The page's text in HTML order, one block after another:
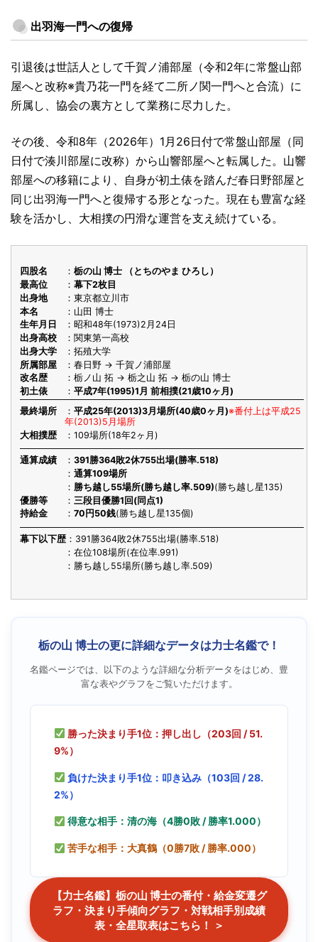
出羽海一門への復帰
引退後は世話人として千賀ノ浦部屋（令和2年に常盤山部
屋へと改称※貴乃花一門を経て二所ノ関一門へと合流）に
所属し、協会の裏方として業務に尽力した。
その後、令和8年（2026年）1月26日付で常盤山部屋（同
日付で湊川部屋に改称）から山響部屋へと転属した。山響
部屋への移籍により、自身が初土俵を踏んだ春日野部屋と
同じ出羽海一門へと復帰する形となった。現在も豊富な経
験を活かし、大相撲の円滑な運営を支え続けている。
四股名
栃の山 博士 （とちのやま ひろし）
最高位
幕下2枚目
出身地
東京都立川市
本名
山田 博士
生年月日
昭和48年(1973)2月24日
出身高校
関東第一高校
出身大学
拓殖大学
所属部屋
春日野 → 千賀ノ浦部屋
改名歴
栃ノ山 拓 → 栃之山 拓 → 栃の山 博士
初土俵
平成7年(1995)1月 前相撲(21歳10ヶ月)
最終場所
平成25年(2013)3月場所(40歳0ヶ月)※番付上は平成25
年(2013)5月場所
大相撲歴
109場所(18年2ヶ月)
通算成績
391勝364敗2休755出場(勝率.518)
通算109場所
勝ち越し55場所(勝ち越し率.509)(勝ち越し星135)
優勝等
三段目優勝1回(同点1)
持給金
70円50銭(勝ち越し星135個)
幕下以下歴
391勝364敗2休755出場(勝率.518)
在位108場所(在位率.991)
勝ち越し55場所(勝ち越し率.509)
栃の山 博士の更に詳細なデータは力士名鑑で！
名鑑ページでは、以下のような詳細な分析データをはじめ、豊
富な表やグラフをご覧いただけます。
勝った決まり手1位：押し出し（203回 / 51.
9%）
負けた決まり手1位：叩き込み（103回 / 28.
2%）
得意な相手：清の海（4勝0敗 / 勝率1.000）
苦手な相手：大真鶴（0勝7敗 / 勝率.000）
【力士名鑑】栃の山 博士の番付・給金変遷グ
ラフ・決まり手傾向グラフ・対戦相手別成績
表・全星取表はこちら！ ＞